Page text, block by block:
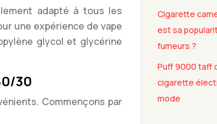
adapté à tous les
une expérience de vape
glycol et glycérine
30
Commençons par
Cigarette
est sa
fumeurs ?
Puff 9000 taff
cigarette
mode